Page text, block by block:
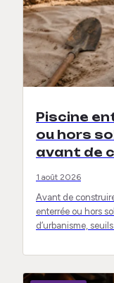
Piscine
ou hors
avant de
1 août 2026
Avant de
enterrée ou hors
d’urbanisme,